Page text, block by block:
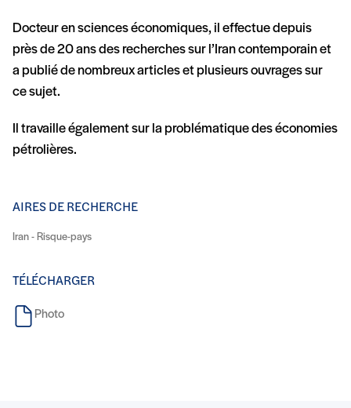
Docteur en sciences économiques, il effectue depuis
près de 20 ans des recherches sur l’Iran contemporain et
a publié de nombreux articles et plusieurs ouvrages sur
ce sujet.
Il travaille également sur la problématique des économies
pétrolières.
AIRES DE RECHERCHE
Iran - Risque-pays
TÉLÉCHARGER
Photo